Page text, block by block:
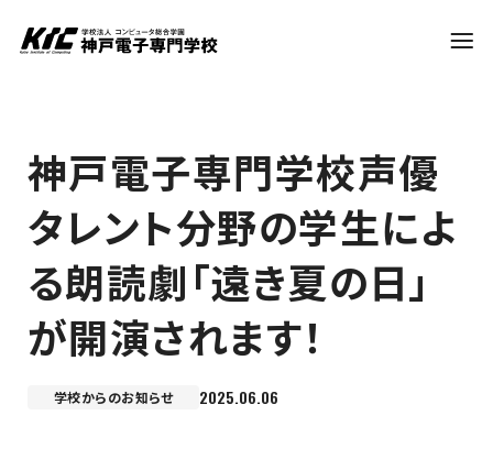
学科・コース
訪問者別
就職・資格
入試情報
神戸電子専門学校声優
タレント分野の学生によ
る朗読劇「遠き夏の日」
が開演されます！
学校からのお知らせ 2025.06.06